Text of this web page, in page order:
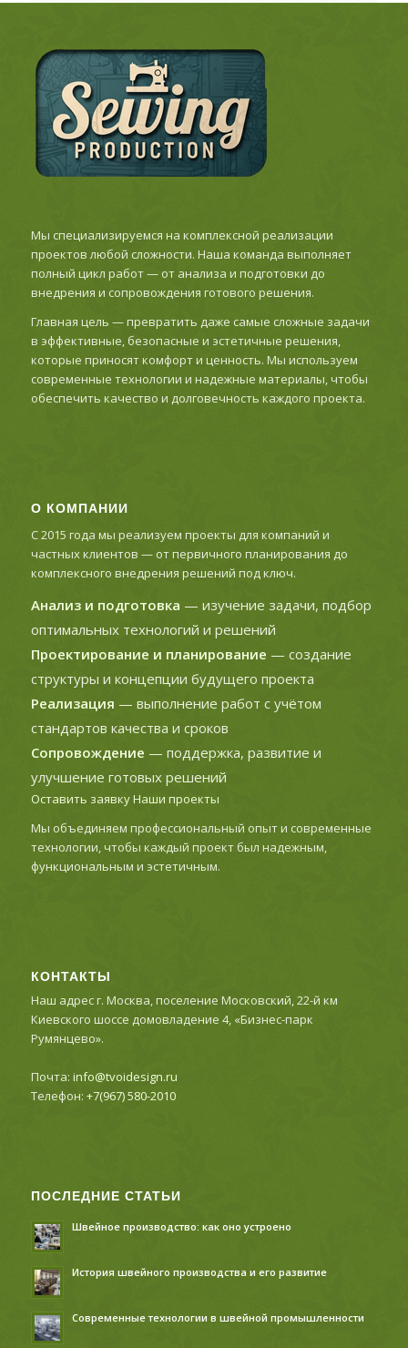
Мы специализируемся на комплексной реализации
проектов любой сложности. Наша команда выполняет
полный цикл работ — от анализа и подготовки до
внедрения и сопровождения готового решения.
Главная цель — превратить даже самые сложные задачи
в эффективные, безопасные и эстетичные решения,
которые приносят комфорт и ценность. Мы используем
современные технологии и надежные материалы, чтобы
обеспечить качество и долговечность каждого проекта.
О КОМПАНИИ
С 2015 года мы реализуем проекты для компаний и
частных клиентов — от первичного планирования до
комплексного внедрения решений под ключ.
Анализ и подготовка — изучение задачи, подбор
оптимальных технологий и решений
Проектирование и планирование — создание
структуры и концепции будущего проекта
Реализация — выполнение работ с учётом
стандартов качества и сроков
Сопровождение — поддержка, развитие и
улучшение готовых решений
Оставить заявкуНаши проекты
Мы объединяем профессиональный опыт и современные
технологии, чтобы каждый проект был надежным,
функциональным и эстетичным.
КОНТАКТЫ
Наш адрес г. Москва, поселение Московский, 22-й км
Киевского шоссе домовладение 4, «Бизнес-парк
Румянцево».
Почта: info@tvoidesign.ru
Телефон: +7(967) 580-2010
ПОСЛЕДНИЕ СТАТЬИ
Швейное производство: как оно устроено
История швейного производства и его развитие
Современные технологии в швейной промышленности